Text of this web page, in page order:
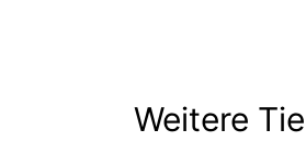
Weitere